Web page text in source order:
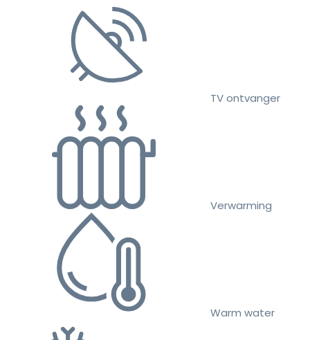
TV ontvanger
Verwarming
Warm water